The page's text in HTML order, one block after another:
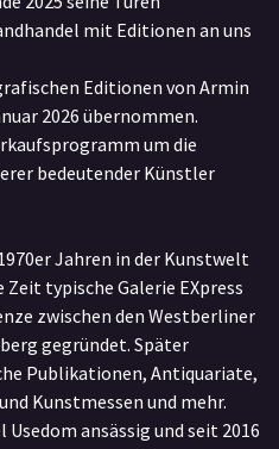
mit Editionen an uns
Editionen von Armin
2026 übernommen.
um die
bedeutender Künstler
Jahren in der Kunstwelt
typische Galerie EXpress
zwischen den Westberliner
gegründet. Später
Publikationen, Antiquariate,
Kunstmessen und mehr.
ansässig und seit 2016